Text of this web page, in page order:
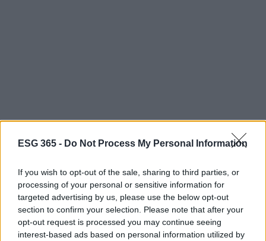
ESG 365 - Do Not Process My Personal Information
If you wish to opt-out of the sale, sharing to third parties, or
processing of your personal or sensitive information for
targeted advertising by us, please use the below opt-out
section to confirm your selection. Please note that after your
opt-out request is processed you may continue seeing
interest-based ads based on personal information utilized by
Conclusioni
italiane si stanno dimostrando pronte a investire nel
benessere e nella sostenibilità. Con iniziative che
spaziano dalla salute alimentare all’innovazione nel
fitness, si può dire che l’Italia sta compiendo passi